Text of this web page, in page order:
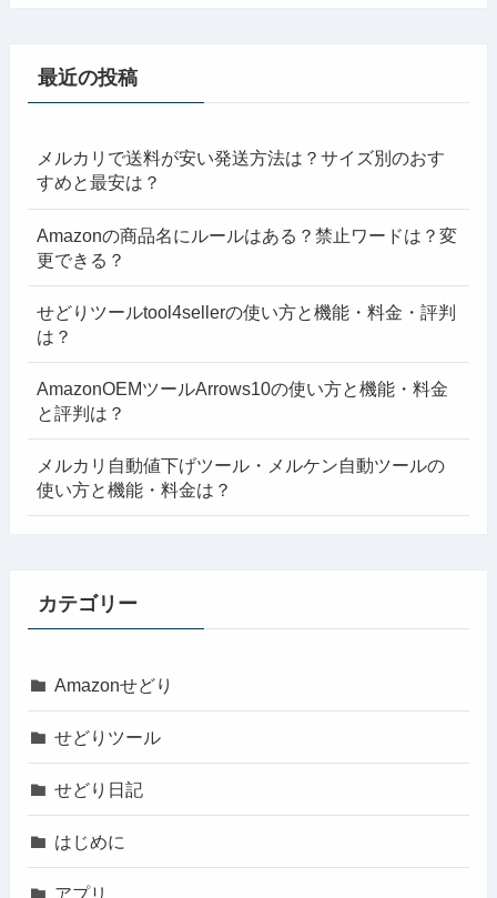
最近の投稿
メルカリで送料が安い発送方法は？サイズ別のおす
すめと最安は？
Amazonの商品名にルールはある？禁止ワードは？変
更できる？
せどりツールtool4sellerの使い方と機能・料金・評判
は？
AmazonOEMツールArrows10の使い方と機能・料金
と評判は？
メルカリ自動値下げツール・メルケン自動ツールの
使い方と機能・料金は？
カテゴリー
Amazonせどり
せどりツール
せどり日記
はじめに
アプリ